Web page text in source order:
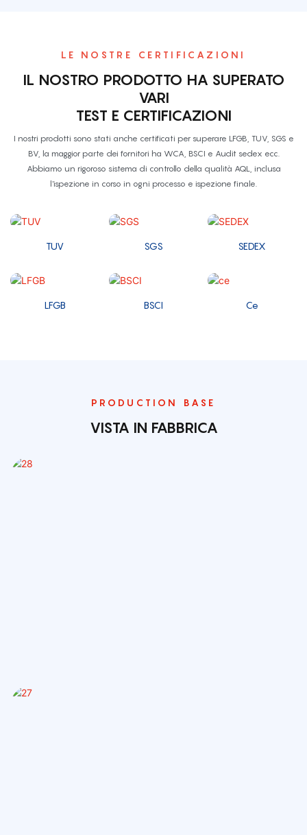
LE NOSTRE CERTIFICAZIONI
IL NOSTRO PRODOTTO HA SUPERATO
VARI
TEST E CERTIFICAZIONI
I nostri prodotti sono stati anche certificati per superare LFGB, TUV, SGS e
BV, la maggior parte dei fornitori ha WCA, BSCI e Audit sedex ecc.
Abbiamo un rigoroso sistema di controllo della qualità AQL, inclusa
l'ispezione in corso in ogni processo e ispezione finale.
TUV SGS SEDEX
LFGB BSCI Ce
PRODUCTION BASE
VISTA IN FABBRICA